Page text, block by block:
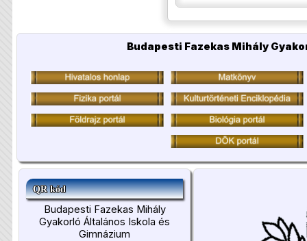
Budapesti Fazekas Mihály
QR kód
Budapesti Fazekas Mihály
Gyakorló Általános Iskola és
Gimnázium